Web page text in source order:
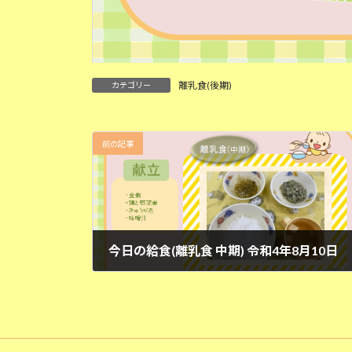
カテゴリー 離乳食(後期)
前の記事
今日の給食(離乳食 中期) 令和4年8月10日